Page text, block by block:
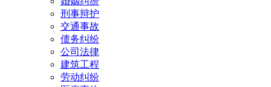
刑事辩护
交通事故
债务纠纷
公司法律
建筑工程
劳动纠纷